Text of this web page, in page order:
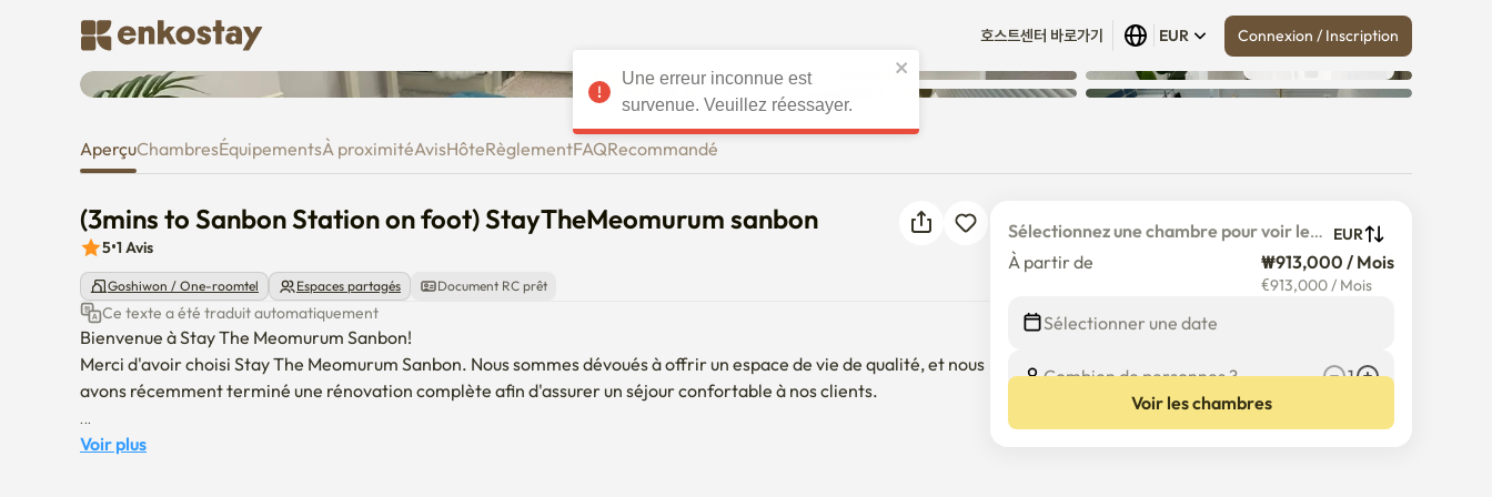
호스트센터 바로가기 EUR Connexion / Inscription
(3mins to Sanbon Station on foot) StayTheMeomurum sanbon
Tout afficher (15)
AperçuChambresÉquipementsÀ proximitéAvisHôteRèglementFAQRecommandé
(3mins to Sanbon Station on foot) StayTheMeomurum sanbon
5•1Avis
Goshiwon / One-roomtel Espaces partagés Document RC prêt
Ce texte a été traduit automatiquement
Bienvenue à Stay The Meomurum Sanbon!
Merci d'avoir choisi Stay The Meomurum Sanbon. Nous sommes dévoués à offrir un espace de vie de qualité, et nous
avons récemment terminé une rénovation complète afin d'assurer un séjour confortable à nos clients.
Accès pratique au campus ERICA de l'Université Hanyang
Voir plus
Sélectionnez une chambre pour voir le
prix détaillé
EUR
À partir de ₩913,000 / Mois
€913,000/ Mois
Sélectionner une date
Combien de personnes ?
1
Voir les chambres
survenue. Veuillez réessayer.